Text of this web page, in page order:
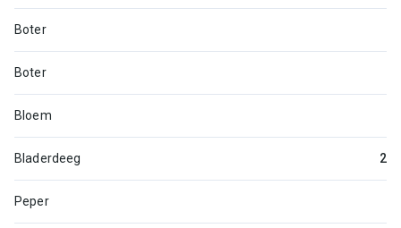
Boter
Boter
Bloem
Bladerdeeg 2
Peper